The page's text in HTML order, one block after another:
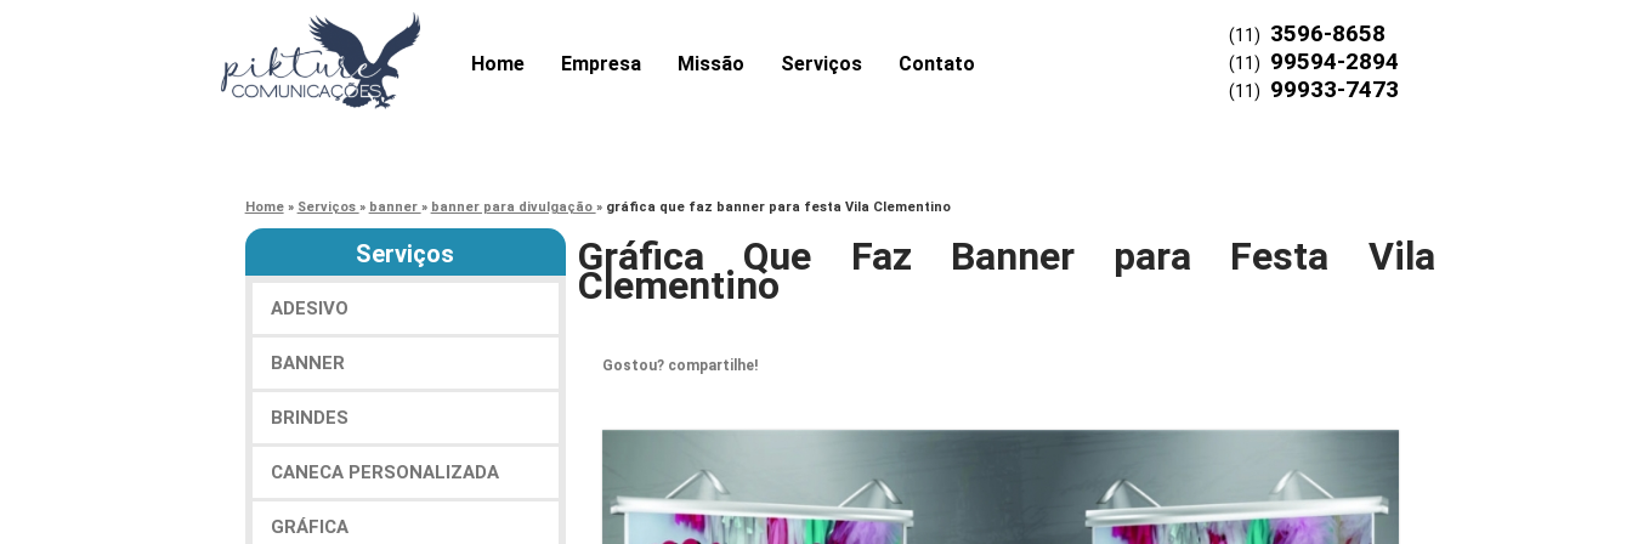
Home Empresa Missão Serviços Contato
(11) 3596-8658
(11) 99594-2894
(11) 99933-7473
Home » Serviços » banner » banner para divulgação » gráfica que faz banner para festa Vila Clementino
Serviços
ADESIVO
BANNER
BRINDES
CANECA PERSONALIZADA
GRÁFICA
Gráfica Que Faz Banner para Festa Vila
Clementino
Gostou? compartilhe!